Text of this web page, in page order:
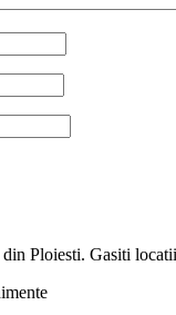
Ploiesti. Gasiti